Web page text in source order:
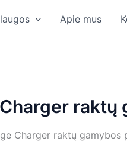
Apie mus
raktų
Charger raktų